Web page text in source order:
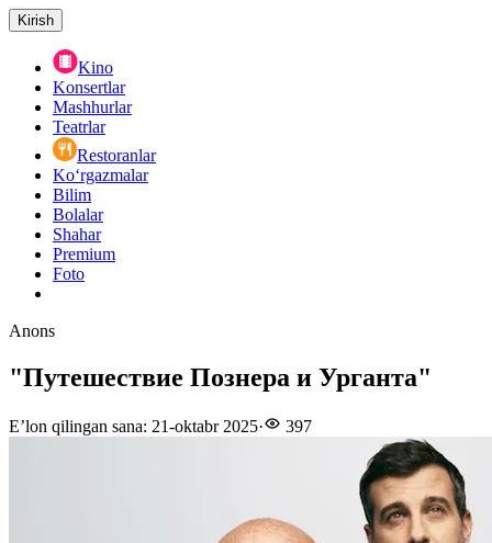
Kirish
Kino
Konsertlar
Mashhurlar
Teatrlar
Restoranlar
Ko‘rgazmalar
Bilim
Bolalar
Shahar
Premium
Foto
Anons
"Путешествие Познера и Урганта"
E’lon qilingan sana: 21-oktabr 2025· 397